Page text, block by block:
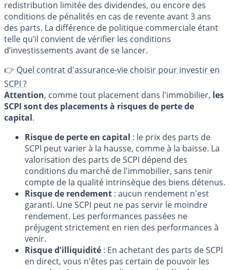
redistribution limitée des dividendes, ou encore des
conditions de pénalités en cas de revente avant 3 ans
des parts. La différence de politique commerciale étant
telle qu’il convient de vérifier les conditions
d’investissements avant de se lancer.
👉 Quel contrat d'assurance-vie choisir pour investir en
SCPI ?
Attention, comme tout placement dans l'immobilier, les
SCPI sont des placements à risques de perte de
capital.
Risque de perte en capital : le prix des parts de
SCPI peut varier à la hausse, comme à la baisse. La
valorisation des parts de SCPI dépend des
conditions du marché de l'immobilier, sans tenir
compte de la qualité intrinsèque des biens détenus.
Risque de rendement : aucun rendement n'est
garanti. Une SCPI peut ne pas servir le moindre
rendement. Les performances passées ne
préjugent strictement en rien des performances à
venir.
Risque d'illiquidité : En achetant des parts de SCPI
en direct, vous n'êtes pas certain de pouvoir les